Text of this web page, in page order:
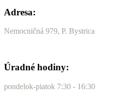
Adresa:
Nemocničná 979, P. Bystrica
Úradné hodiny:
pondelok-piatok 7:30 - 16:30